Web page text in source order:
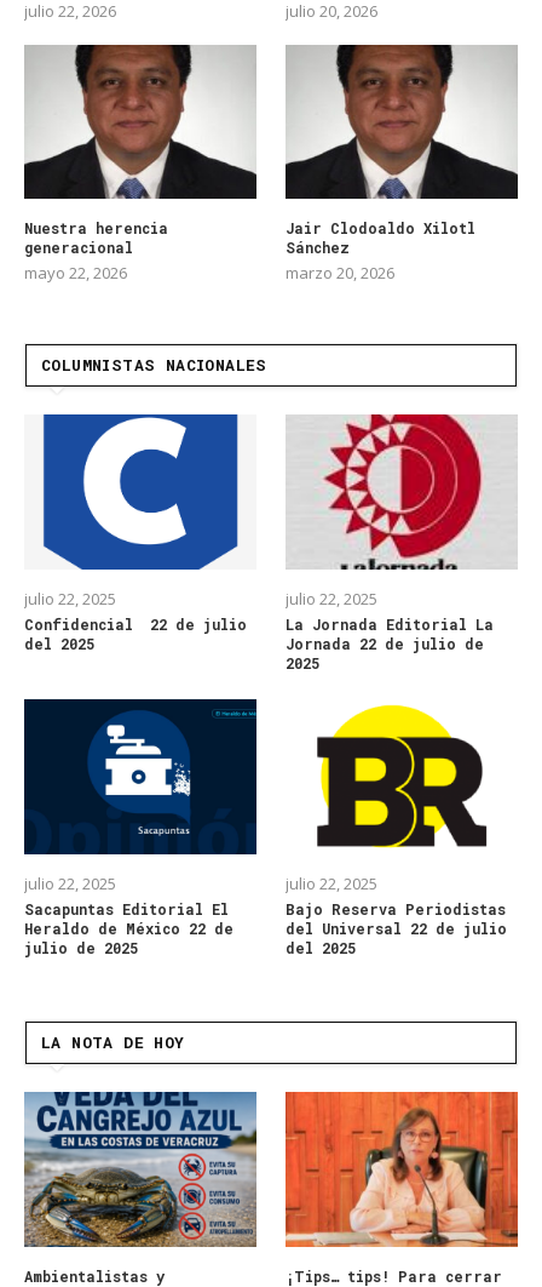
julio 22, 2026 julio 20, 2026
Nuestra herencia
generacional
mayo 22, 2026
Jair Clodoaldo Xilotl
Sánchez
marzo 20, 2026
COLUMNISTAS NACIONALES
julio 22, 2025
Confidencial 22 de julio
del 2025
julio 22, 2025
La Jornada Editorial La
Jornada 22 de julio de
2025
julio 22, 2025
Sacapuntas Editorial El
Heraldo de México 22 de
julio de 2025
julio 22, 2025
Bajo Reserva Periodistas
del Universal 22 de julio
del 2025
LA NOTA DE HOY
Ambientalistas y
¡Tips… tips! Para cerrar